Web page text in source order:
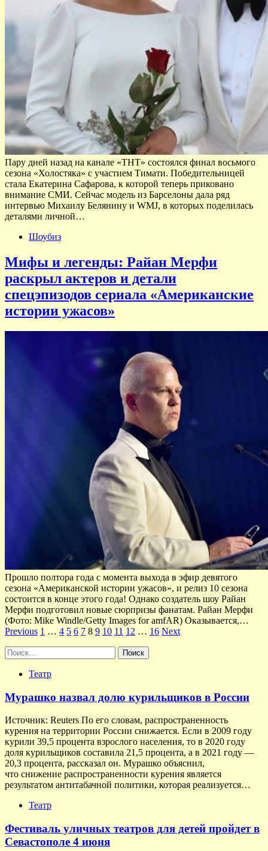
Пару дней назад на канале «ТНТ» состоялся финал восьмого
сезона «Холостяка» с участием Тимати. Победительницей
стала Екатерина Сафарова, к которой теперь приковано
внимание СМИ. Сейчас модель из Барселоны дала ряд
интервью Михаилу Белянину и WMJ, в которых поделилась
деталями личной…
Шоубиз
Мифы и легенды: Райан Мерфи
раскрыл актеров и детали
спецэпизодов сериала «Американские
истории ужасов»
Прошло полтора года с момента выхода в эфир девятого
сезона «Американской истории ужасов», и релиз 10 сезона
состоится в конце этого года! Однако создатель шоу Райан
Мерфи подготовил новые сюрпризы фанатам. Райан Мерфи
(Фото: Mike Windle/Getty Images for amfAR) Оказывается,…
Пагинация
записей
Previous 1 … 4 5 6 7 8 9 10 11 12 … 16 Next
Найти:
Театр
Мурашко назвал долю курильщиков в России
Источник: Reuters По его словам, распространенность
курения на территории России снижается. Если в 2009 году
курили 39,5 процента взрослого населения, то в 2020 году
доля курильщиков составила 21,5 процента, а в 2021 году —
20,3 процента, рассказал он. Мурашко объяснил,
что снижение распространенности курения является
результатом антитабачной политики, которая реализуется…
Театр
Фестиваль уличных театров для детей пройдет в
Севастополе 4 июня